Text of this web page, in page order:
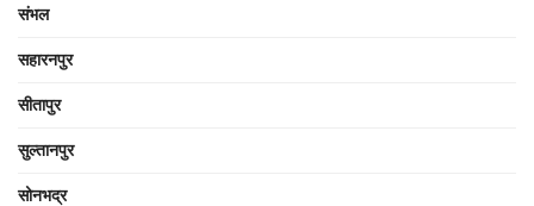
संभल
सहारनपुर
सीतापुर
सुल्तानपुर
सोनभद्र